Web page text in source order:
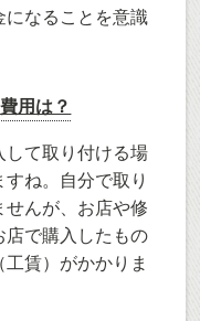
になることを意識
用は？
して取り付ける場
ね。自分で取り
んが、お店や修
店で購入したもの
賃）がかかりま